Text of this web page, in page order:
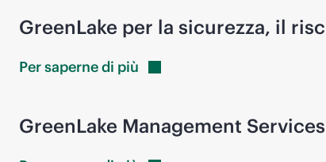
GreenLake per la sicurezza, il
Per saperne di più
GreenLake Management Services